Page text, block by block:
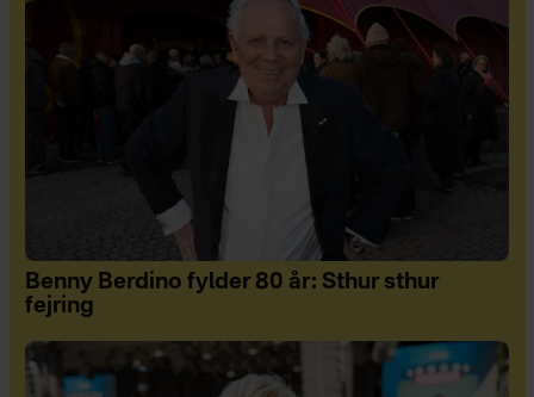
Benny Berdino fylder 80 år: Sthur sthur
fejring